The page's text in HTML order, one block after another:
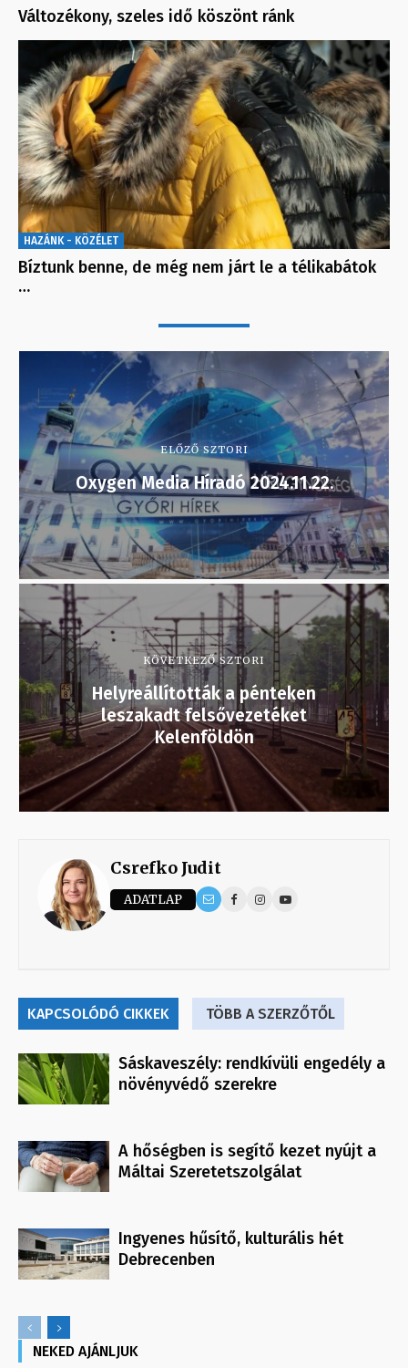
Változékony, szeles idő köszönt ránk
HAZÁNK - KÖZÉLET
Bíztunk benne, de még nem járt le a télikabátok
…
ELŐZŐ SZTORI
Oxygen Media Híradó 2024.11.22.
KÖVETKEZŐ SZTORI
Helyreállították a pénteken
leszakadt felsővezetéket
Kelenföldön
Csrefko Judit
ADATLAP
KAPCSOLÓDÓ CIKKEK TÖBB A SZERZŐTŐL
Sáskaveszély: rendkívüli engedély a
növényvédő szerekre
A hőségben is segítő kezet nyújt a
Máltai Szeretetszolgálat
Ingyenes hűsítő, kulturális hét
Debrecenben
NEKED AJÁNLJUK